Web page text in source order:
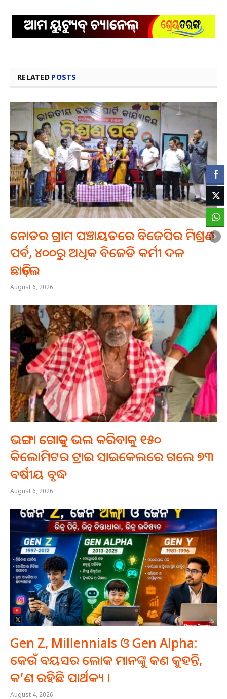
RELATED POSTS
ନୋତର ଗ୍ରାମ ପଞ୍ଚାୟତରେ ବିଜେପିର ମିଶ୍ରଣ
ପର୍ବ, ୪୦୦ରୁ ଅଧିକ ବିଜେଡି କର୍ମୀ ଦଳ
ଛାଡ଼ିଲେ
August 6, 2026
ଭଙ୍ଗା ଗୋଡ଼କୁ ଭଲ କରିବାକୁ ୧୫୦
କିଲୋମିଟର ଟ୍ରାଇ ସାଇକେଲରେ ଗଲେ ୭୩
ବର୍ଷୀୟ ବୃଦ୍ଧ
August 6, 2026
Gen Z, Millennials ଓ Gen Alpha:
କେଉଁ ବୟସର ଲୋକ ମାନଙ୍କୁ କଣ କୁହନ୍ତି,
କ’ଣ ରହିଛି ପାର୍ଥକ୍ୟ ।
August 4, 2026